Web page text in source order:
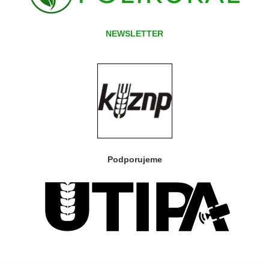
NEWSLETTER
Podporujeme